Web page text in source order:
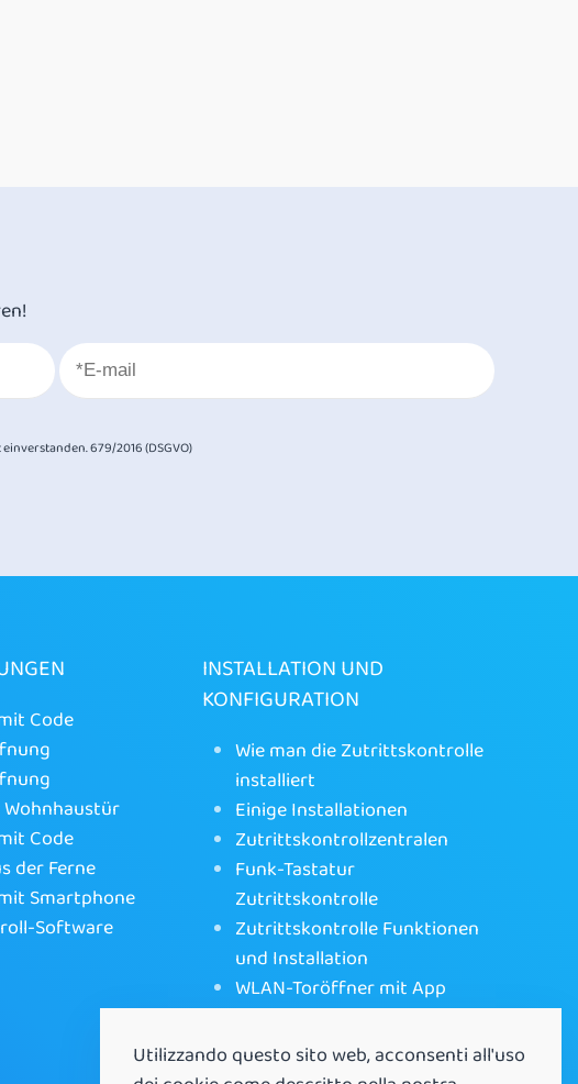
679/2016 (DSGVO)
Code
Code
der Ferne
Smartphone
Software
INSTALLATION UND
KONFIGURATION
Wie man die Zutrittskontrolle
installiert
Einige Installationen
Zutrittskontrollzentralen
Funk-Tastatur
Zutrittskontrolle
Zutrittskontrolle Funktionen
und Installation
WLAN-Toröffner mit App
Utilizzando questo sito web, acconsenti all'uso